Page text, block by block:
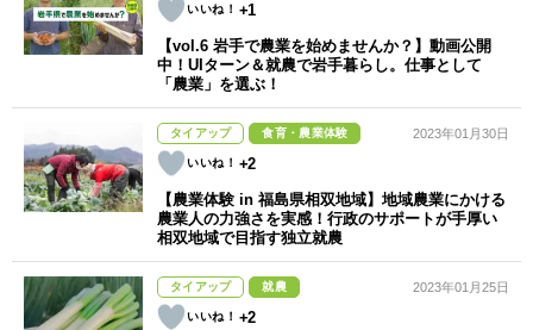
+1
【vol.6 岩手で農業を始めませんか？】動画公開
中！UIターン＆就農で岩手暮らし。仕事として
「農業」を選ぶ！
タイアップ 食育・農業体験
+2
2023年01月30日
【農業体験 in 福島県相双地域】地域農業にかける
農業人の力強さを実感！行政のサポートが手厚い
相双地域で目指す独立就農
タイアップ 就農
+2
2023年01月25日